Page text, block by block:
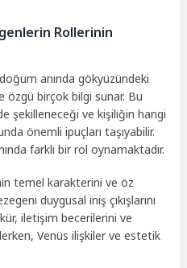
Rollerinin
anında gökyüzündeki
özgü birçok bilgi sunar. Bu
şekilleneceği ve kişiliğin hangi
önemli ipuçları taşıyabilir.
farklı bir rol oynamaktadır.
temel karakterini ve öz
duygusal iniş çıkışlarını
iletişim becerilerini ve
Venüs ilişkiler ve estetik